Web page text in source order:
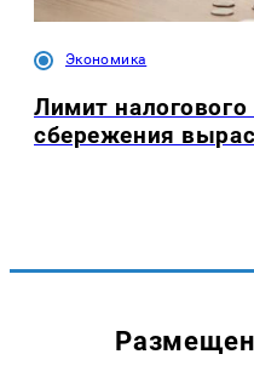
Экономика
Лимит
сбережения